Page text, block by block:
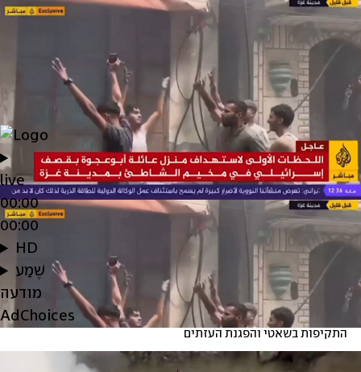
live
00:00
00:00
HD
שֶׁמַע
מודעה
AdChoices
התקיפות בשאטי והפגנת העזתים